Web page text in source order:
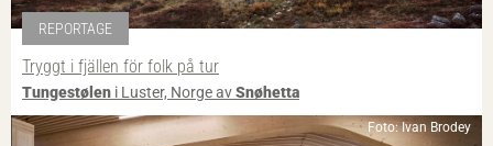
REPORTAGE
Tryggt i fjällen för folk på tur
Tungestølen i Luster, Norge avSnøhetta
Foto: Ivan Brodey